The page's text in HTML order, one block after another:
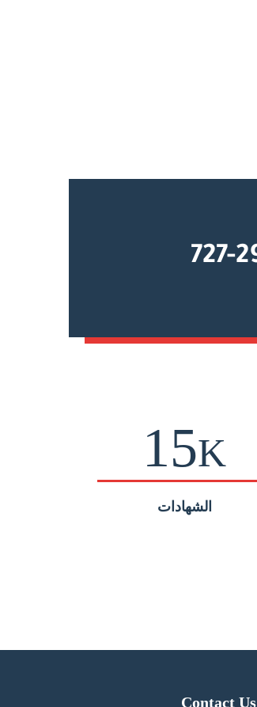
15K
الشهادات
Contact Us